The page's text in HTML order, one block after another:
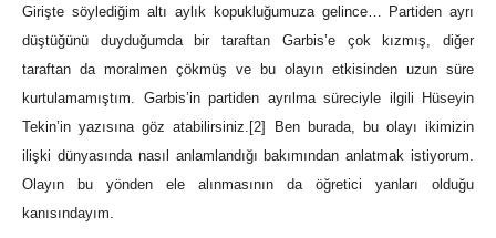
Girişte söylediğim altı aylık kopukluğumuza gelince… Partiden ayrı
düştüğünü duyduğumda bir taraftan Garbis’e çok kızmış, diğer
taraftan da moralmen çökmüş ve bu olayın etkisinden uzun süre
kurtulamamıştım. Garbis’in partiden ayrılma süreciyle ilgili Hüseyin
Tekin’in yazısına göz atabilirsiniz. [2]
Ben burada, bu olayı ikimizin
ilişki dünyasında nasıl anlamlandığı bakımından anlatmak istiyorum.
Olayın bu yönden ele alınmasının da öğretici yanları olduğu
kanısındayım.